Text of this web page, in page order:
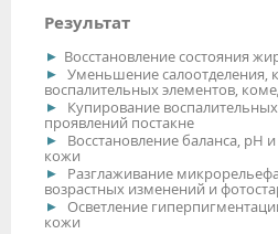
Результат
Восстановление состояния
Уменьшение салоотделения,
воспалительных элементов,
Купирование
проявлений постакне
Восстановление баланса, рН
кожи
Разглаживание
возрастных изменений и
Осветление
кожи